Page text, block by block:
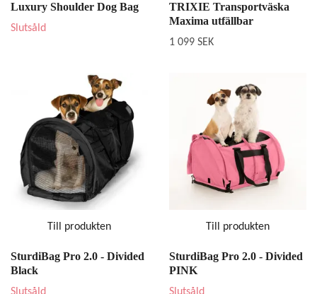
Luxury Shoulder Dog Bag
Slutsåld
TRIXIE Transportväska
Maxima utfällbar
1 099 SEK
Till produkten
SturdiBag Pro 2.0 - Divided
Black
Till produkten
SturdiBag Pro 2.0 - Divided
PINK